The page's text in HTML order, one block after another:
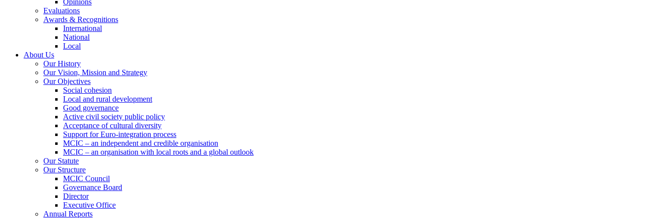
Evaluations
Awards & Recognitions
International
National
Local
About Us
Our History
Our Vision, Mission and Strategy
Our Objectives
Social cohesion
Local and rural development
Good governance
Active civil society public policy
Acceptance of cultural diversity
Support for Euro-integration process
MCIC – an independent and credible organisation
MCIC – an organisation with local roots and a global outlook
Our Statute
Our Structure
MCIC Council
Governance Board
Director
Executive Office
Annual Reports